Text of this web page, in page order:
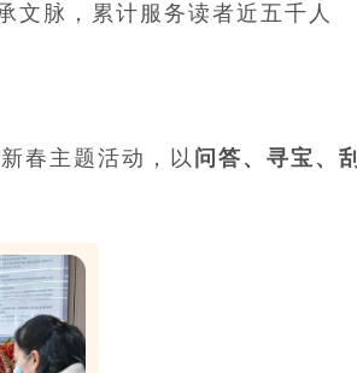
文脉，累计服务读者近五千人
春主题活动，以 问答、寻宝、刮